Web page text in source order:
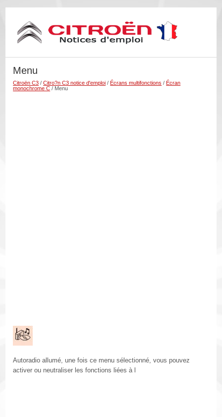
Menu
Citroën C3 /Citro?n C3 notice d'emploi /Écrans multifonctions /Écran
monochrome C / Menu
Autoradio allumé, une fois ce menu sélectionné, vous pouvez
activer ou neutraliser les fonctions liées à l